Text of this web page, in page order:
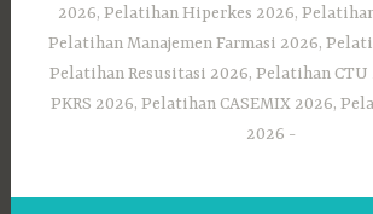
2026, Pelatihan Hiperkes 2026,
Pelatihan Manajemen Farmasi 2026,
Pelatihan Resusitasi 2026, Pelatihan
PKRS 2026, Pelatihan CASEMIX 2026,
2026